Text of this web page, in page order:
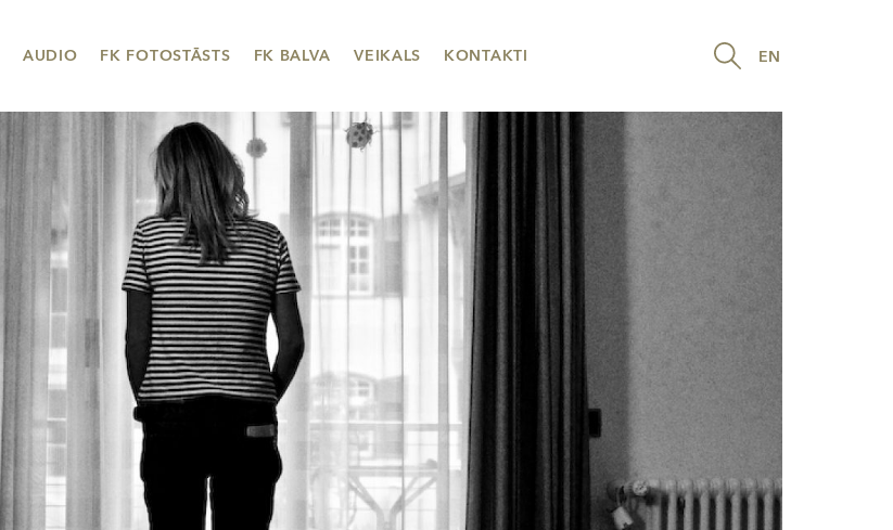
EN
AUDIO FK FOTOSTĀSTS FK BALVA VEIKALS KONTAKTI